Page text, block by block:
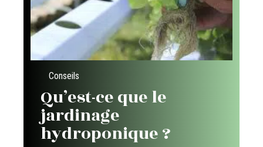
Conseils
Qu’est-ce que le
jardinage
hydroponique ?